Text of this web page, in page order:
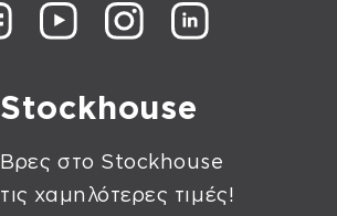
Stockhouse
Βρες στο Stockhouse
τις χαμηλότερες τιμές!